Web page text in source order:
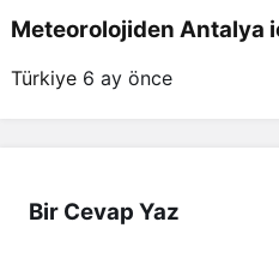
Meteorolojiden Antalya
Türkiye 6 ay önce
Bir Cevap Yaz